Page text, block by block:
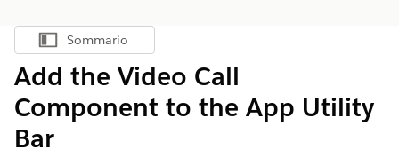
Mostra sommario
Sommario
Add the Video Call
Component to the App Utility
Bar